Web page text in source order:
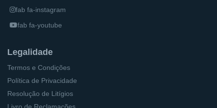
fab fa-instagram
fab fa-youtube
Legalidade
Termos e Condições
Política de Privacidade
Resolução de Litígios